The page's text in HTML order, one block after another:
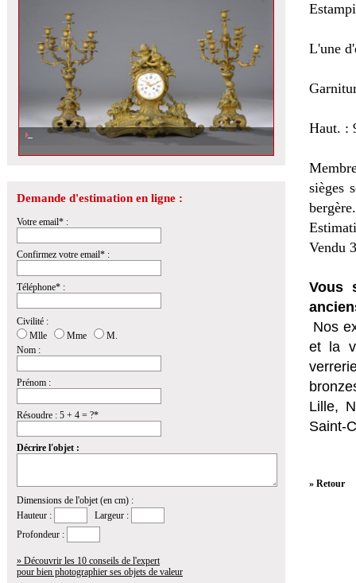
Demande d'estimation en ligne :
Votre email* :
Confirmez votre email* :
Téléphone* :
Civilité :
Mlle
Mme
M.
Nom :
Prénom :
Résoudre : 5 + 4 = ?*
Décrire l'objet :
Dimensions de l'objet (en cm) :
Hauteur :
Largeur :
Profondeur :
» Découvrir les 10 conseils de l'expert
pour bien photographier ses objets de valeur
L'une
Haut. :
sièges
bergère.
Vendu
Vous
Nos
et la
Lille,
Saint-
» Retour